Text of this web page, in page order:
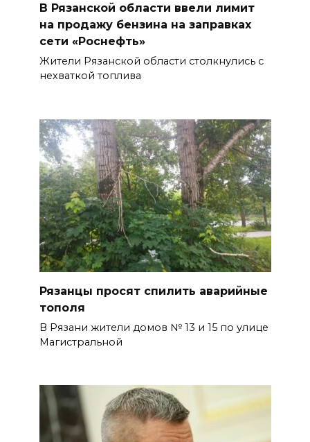
В Рязанской области ввели лимит
на продажу бензина на заправках
сети «Роснефть»
Жители Рязанской области столкнулись с
нехваткой топлива
Рязанцы просят спилить аварийные
тополя
В Рязани жители домов № 13 и 15 по улице
Магистральной